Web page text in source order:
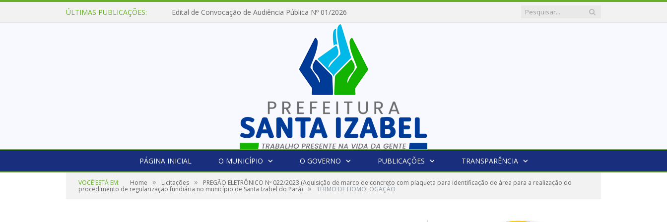
ÚLTIMAS PUBLICAÇÕES: Edital de Convocação de Audiência Pública Nº 01/2026
PÁGINA INICIAL O MUNICÍPIO O GOVERNO PUBLICAÇÕES TRANSPARÊNCIA
VOCÊ ESTÁ EM: Home » Licitações » PREGÃO ELETRÔNICO Nº 022/2023 (Aquisição de marco de concreto com plaqueta para identificação de área para a realização do
procedimento de regularização fundiária no município de Santa Izabel do Pará) » TERMO DE HOMOLOGAÇÃO